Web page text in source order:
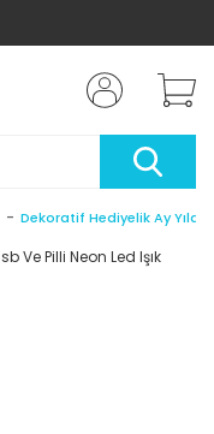
Dekoratif Hediyelik Ay